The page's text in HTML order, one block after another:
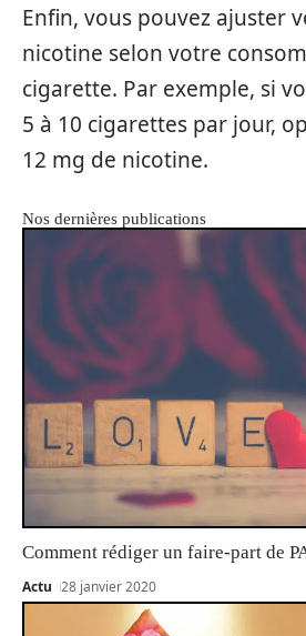
Enfin, vous pouvez ajuster
nicotine selon votre
cigarette. Par exemple, si
5 à 10 cigarettes par jour,
12 mg de nicotine.
Nos dernières publications
Comment rédiger un faire-part de
Actu 28 janvier 2020